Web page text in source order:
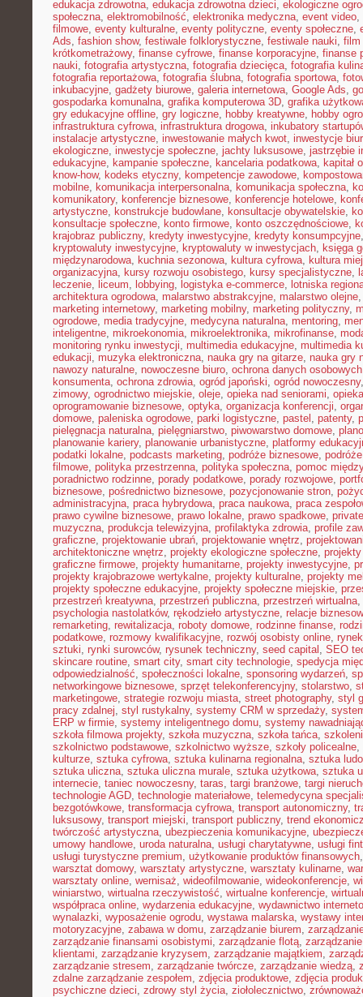
edukacja zdrowotna, edukacja zdrowotna dzieci, ekologiczne
społeczna, elektromobilność, elektronika medyczna, event video,
filmowe, eventy kulturalne, eventy polityczne, eventy społeczne,
Ads, fashion show, festiwale folklorystyczne, festiwale nauki, film
krótkometrażowy, finanse cyfrowe, finanse korporacyjne, finanse
nauki, fotografia artystyczna, fotografia dziecięca, fotografia
fotografia reportażowa, fotografia ślubna, fotografia sportowa,
inkubacyjne, gadżety biurowe, galeria internetowa, Google Ads,
gospodarka komunalna, grafika komputerowa 3D, grafika
gry edukacyjne offline, gry logiczne, hobby kreatywne, hobby
infrastruktura cyfrowa, infrastruktura drogowa, inkubatory
instalacje artystyczne, inwestowanie małych kwot, inwestycje
ekologiczne, inwestycje społeczne, jachty luksusowe, jastrzębie
edukacyjne, kampanie społeczne, kancelaria podatkowa, kapitał
know-how, kodeks etyczny, kompetencje zawodowe,
mobilne, komunikacja interpersonalna, komunikacja społeczna,
komunikatory, konferencje biznesowe, konferencje hotelowe,
artystyczne, konstrukcje budowlane, konsultacje obywatelskie,
konsultacje społeczne, konto firmowe, konto oszczędnościowe,
krajobraz publiczny, kredyty inwestycyjne, kredyty konsumpcyjne
kryptowaluty inwestycyjne, kryptowaluty w inwestycjach, księga
międzynarodowa, kuchnia sezonowa, kultura cyfrowa, kultura
organizacyjna, kursy rozwoju osobistego, kursy specjalistyczne,
leczenie, liceum, lobbying, logistyka e-commerce, lotniska
architektura ogrodowa, malarstwo abstrakcyjne, malarstwo olejne
marketing internetowy, marketing mobilny, marketing polityczny,
ogrodowe, media tradycyjne, medycyna naturalna, mentoring,
inteligentne, mikroekonomia, mikroelektronika, mikrofinanse,
monitoring rynku inwestycji, multimedia edukacyjne, multimedia
edukacji, muzyka elektroniczna, nauka gry na gitarze, nauka gry
nawozy naturalne, nowoczesne biuro, ochrona danych osobowych
konsumenta, ochrona zdrowia, ogród japoński, ogród nowoczesny
zimowy, ogrodnictwo miejskie, oleje, opieka nad seniorami,
oprogramowanie biznesowe, optyka, organizacja konferencji,
domowe, paleniska ogrodowe, parki logistyczne, pastel , patenty,
pielęgnacja naturalna, pielęgniarstwo, piwowarstwo domowe,
planowanie kariery, planowanie urbanistyczne, platformy
podatki lokalne, podcasts marketing, podróże biznesowe,
filmowe, polityka przestrzenna, polityka społeczna, pomoc
poradnictwo rodzinne, porady podatkowe, porady rozwojowe,
biznesowe, pośrednictwo biznesowe, pozycjonowanie stron,
administracyjna, praca hybrydowa, praca naukowa, praca
prawo cywilne biznesowe, prawo lokalne, prawo spadkowe,
muzyczna, produkcja telewizyjna, profilaktyka zdrowia, profile
graficzne, projektowanie ubrań, projektowanie wnętrz,
architektoniczne wnętrz, projekty ekologiczne społeczne,
graficzne firmowe, projekty humanitarne, projekty inwestycyjne,
projekty krajobrazowe wertykalne, projekty kulturalne, projekty
projekty społeczne edukacyjne, projekty społeczne miejskie,
przestrzeń kreatywna, przestrzeń publiczna, przestrzeń wirtualna,
psychologia nastolatków, rękodzieło artystyczne, relacje
remarketing, rewitalizacja, roboty domowe, rodzinne finanse,
podatkowe, rozmowy kwalifikacyjne, rozwój osobisty online,
sztuki, rynki surowców, rysunek techniczny, seed capital , SEO
skincare routine, smart city, smart city technologie, spedycja
odpowiedzialność, społeczności lokalne, sponsoring wydarzeń,
networkingowe biznesowe, sprzęt telekonferencyjny, stolarstwo,
marketingowe, strategie rozwoju miasta, street photography, styl
pracy zdalnej, styl rustykalny, systemy CRM w sprzedaży,
ERP w firmie, systemy inteligentnego domu, systemy
szkoła filmowa projekty, szkoła muzyczna, szkoła tańca,
szkolnictwo podstawowe, szkolnictwo wyższe, szkoły policealne,
kulturze, sztuka cyfrowa, sztuka kulinarna regionalna, sztuka
sztuka uliczna, sztuka uliczna murale, sztuka użytkowa, sztuka
internecie, taniec nowoczesny, taras, targi branżowe, targi
technologie AGD, technologie materiałowe, telemedycyna
bezgotówkowe, transformacja cyfrowa, transport autonomiczny,
luksusowy, transport miejski, transport publiczny, trend
twórczość artystyczna, ubezpieczenia komunikacyjne,
umowy handlowe, uroda naturalna, usługi charytatywne, usługi
usługi turystyczne premium, użytkowanie produktów finansowych
warsztat domowy, warsztaty artystyczne, warsztaty kulinarne,
warsztaty online, wernisaż, wideofilmowanie, wideokonferencje,
winiarstwo, wirtualna rzeczywistość, wirtualne konferencje,
współpraca online, wydarzenia edukacyjne, wydawnictwo
wynalazki, wyposażenie ogrodu, wystawa malarska, wystawy
motoryzacyjne, zabawa w domu, zarządzanie biurem,
zarządzanie finansami osobistymi, zarządzanie flotą,
klientami, zarządzanie kryzysem, zarządzanie majątkiem,
zarządzanie stresem, zarządzanie twórcze, zarządzanie wiedzą,
zdalne zarządzanie zespołem, zdjęcia produktowe, zdjęcia
psychiczne dzieci, zdrowy styl życia, ziołolecznictwo,